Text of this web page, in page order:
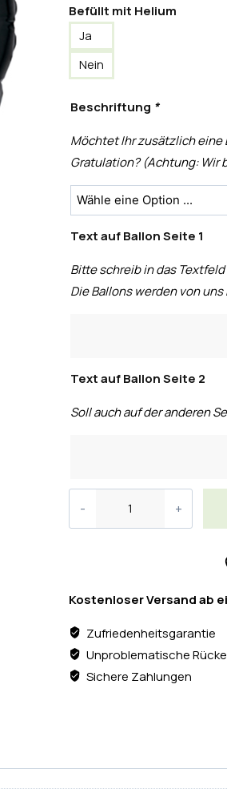
Befüllt mit Helium
Ja
Nein
Beschriftung *
Möchtet Ihr zusätzlich eine
Gratulation? (Achtung: Wir
Text auf Ballon Seite 1
Bitte schreib in das
Die Ballons werden von
Text auf Ballon Seite 2
Soll auch auf der anderen
Kostenloser Versand ab
Zufriedenheitsgarantie
Unproblematische
Sichere Zahlungen